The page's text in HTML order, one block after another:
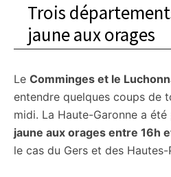
Trois
jaune aux orages
Le Comminges et le
entendre quelques coups de
midi. La Haute-Garonne a été
jaune aux orages entre 16h
le cas du Gers et des Hautes-